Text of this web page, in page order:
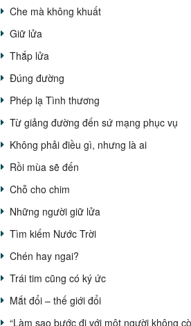
Che mà không khuất
Giữ lửa
Thắp lửa
Đúng đường
Phép lạ Tình thương
Từ giảng đường đến sứ mạng phục vụ
Không phải điều gì, nhưng là ai
Rồi mùa sẽ đến
Chỗ cho chim
Những người giữ lửa
Tìm kiếm Nước Trời
Chén hay ngai?
Trái tim cũng có ký ức
Mắt đổi – thế giới đổi
“Làm sao bước đi với một người không